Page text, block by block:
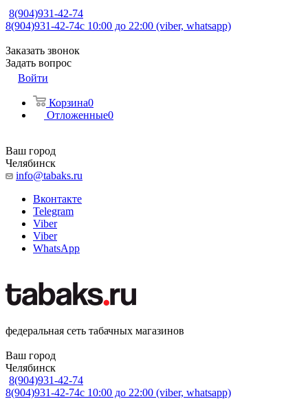
8(904)931-42-74
8(904)931-42-74с 10:00 до 22:00 (viber, whatsapp)
Заказать звонок
Задать вопрос
Войти
Корзина0
Отложенные0
Ваш город
Челябинск
info@tabaks.ru
Вконтакте
Telegram
Viber
Viber
WhatsApp
федеральная сеть табачных магазинов
Ваш город
Челябинск
8(904)931-42-74
8(904)931-42-74с 10:00 до 22:00 (viber, whatsapp)